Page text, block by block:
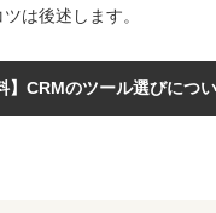
は後述します。
】CRMのツール選びにつ